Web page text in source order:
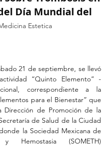
Estetica
Día Mundial del
21 de septiembre, se llevó
“Quinto Elemento” -
correspondiente a la
para el Bienestar” que
Dirección de Promoción de la
de Salud de la Ciudad
la Sociedad Mexicana de
y Hemostasia (SOMETH)